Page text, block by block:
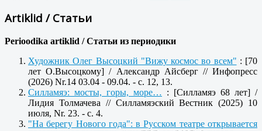
Artiklid / Статьи
Perioodika artiklid /Статьи из периодики
Художник Олег Высоцкий "Вижу космос во всем" : [70
лет О.Высоцкому] / Александр Айсберг // Инфопресс
(2026) Nr.14 03.04 - 09.04. - c. 12, 13.
Силламяэ: мосты, горы, море… : [Силламяэ 68 лет] /
Лидия Толмачева // Силламяэский Вестник (2025) 10
июля, Nr. 23. - c. 4.
"На берегу Нового года": в Русском театре открывается